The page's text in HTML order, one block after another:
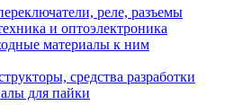
реле, разъемы
и оптоэлектроника
материалы к ним
средства разработки
для пайки